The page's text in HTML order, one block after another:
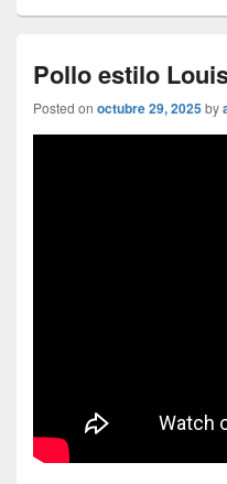
Pollo estilo
Posted on octubre 29, 2025by